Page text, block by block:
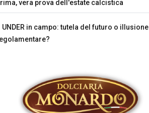
vera prova dell'estate calcistica
UNDER in campo: tutela del futuro o illusione